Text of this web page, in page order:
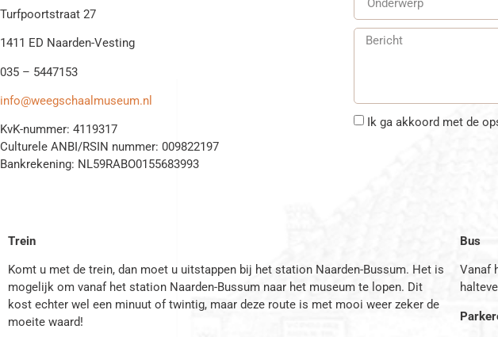
Turfpoortstraat 27
1411 ED Naarden-Vesting
035 – 5447153
info@weegschaalmuseum.nl
KvK-nummer: 4119317
Culturele ANBI/RSIN nummer: 009822197
Bankrekening: NL59RABO0155683993
Ik ga akkoord met de
Trein
Komt u met de trein, dan moet u uitstappen bij het station Naarden-Bussum. Het is
mogelijk om vanaf het station Naarden-Bussum naar het museum te lopen. Dit
kost echter wel een minuut of twintig, maar deze route is met mooi weer zeker de
moeite waard!
Bus
Vanaf